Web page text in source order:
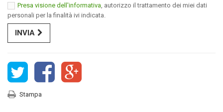
Presa visione dell'informativa , autorizzo il trattamento dei miei dati
personali per la finalità ivi indicata.
INVIA
Stampa